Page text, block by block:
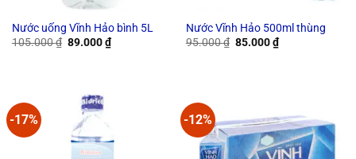
Nước uống Vĩnh Hảo bình 5L
105.000₫ Original
89.000₫Current
price
Nước Vĩnh Hảo 500ml thùng
95.000₫ Original
85.000₫Current
price
-17% -12%